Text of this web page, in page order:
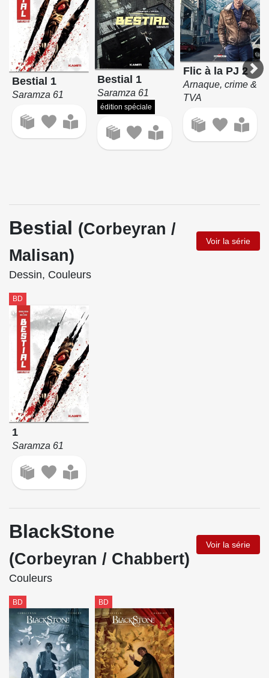
Bestial 1
Saramza 61
Bestial 1
Saramza 61
édition spéciale
Flic à la PJ 2
Arnaque, crime &
TVA
Bestial (Corbeyran /
Malisan)
Voir la série
Dessin, Couleurs
BD
1
Saramza 61
BlackStone
(Corbeyran / Chabbert)
Voir la série
Couleurs
BD BD